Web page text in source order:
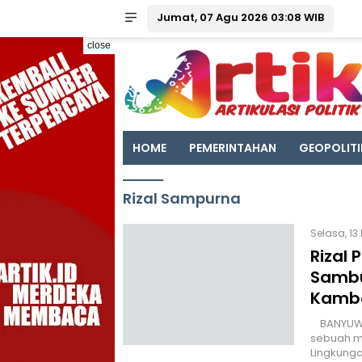
Jumat, 07 Agu 2026 03:08 WIB
close
HOME PEMERINTAHAN
Rizal Sampurna
Selasa, 13
Rizal
sebuah